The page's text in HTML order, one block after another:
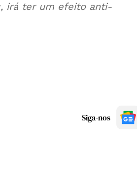
irá ter um efeito anti-
Siga-nos